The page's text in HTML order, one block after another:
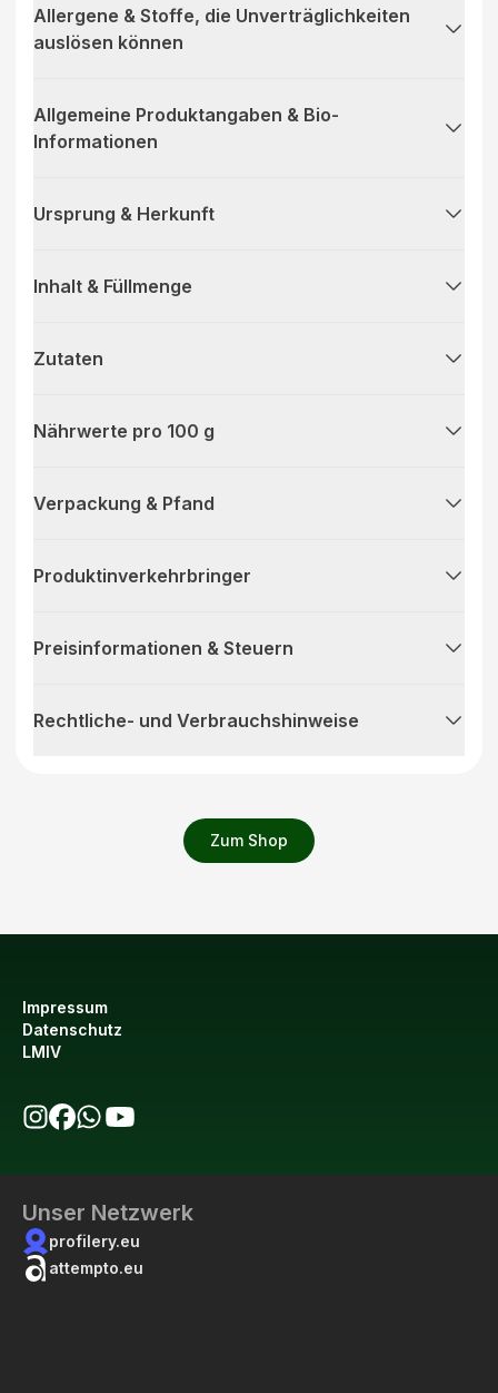
Zum Shop
Allergene & Stoffe, die Unverträglichkeiten
auslösen können
Allgemeine Produktangaben & Bio-
Informationen
Ursprung & Herkunft
Inhalt & Füllmenge
Zutaten
Nährwerte pro 100 g
Verpackung & Pfand
Produktinverkehrbringer
Preisinformationen & Steuern
Rechtliche- und Verbrauchshinweise
Impressum
Datenschutz
LMIV
Unser Netzwerk
profilery.eu
attempto.eu